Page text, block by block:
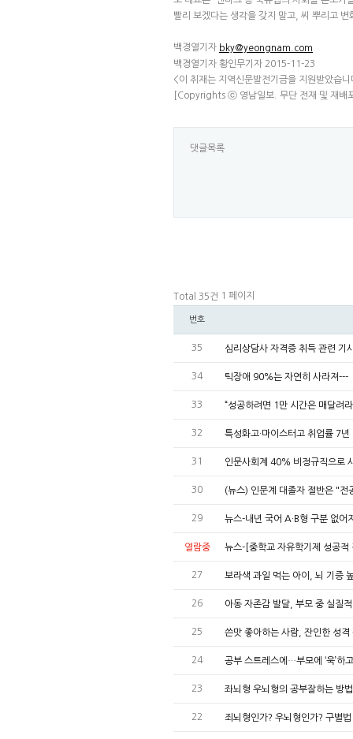
빨리 보겠다는 생각을 갖지 말고, 씨 뿌리고
백경열기자 bky@yeongnam.com
백경열기자 황인무기자 2015-11-23
<이 취재는 지역신문발전기금을 지원받았습니
[Copyrights ⓒ 영남일보. 무단 전재 및 재배
댓글목록
Total 35건 1 페이지
번호
35 심리상담사 자격증 취득 관련 기
34 틱장애 90%는 자연히 사라져---
33 “성공하려면 1만 시간은 매달려
32 특성화고·마이스터고 취업률 7
31 인문사회계 40% 비정규직으로
30 (뉴스) 인문계 대졸자 절반은 "전
29 뉴스-내년 국어 A·B형 구분 없
열람중 뉴스-[중학교 자유학기제 성공
27 보라색 과일 먹는 아이, 뇌 기증
26 아동 자존감 발달, 부모 중 실질
25 쓴맛 좋아하는 사람, 잔인한 성
24 공부 스트레스에…부모에 ‘욱’하
23 좌뇌형 우뇌형의 공부잘하는 방
22 죄뇌형인가? 우뇌형인가? 구별